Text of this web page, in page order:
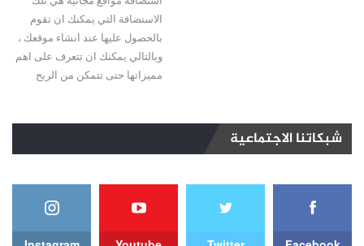
الاستضافة التي يمكنك ان تقوم
بالحصول عليها عند انشاء موقعك ،
وبالتالي يمكنك ان تتعرف على اهم
مميزاتها حتى تتمكن من الربح
شبكاتنا الاجتماعية